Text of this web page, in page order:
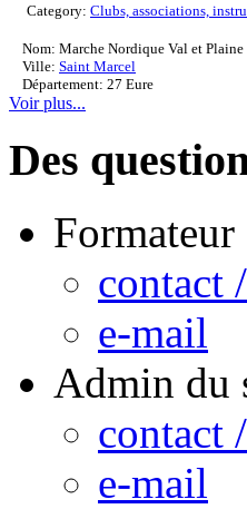
Category: Clubs, associations,
Nom: Marche Nordique Val et Plaine
Ville: Saint Marcel
Département: 27 Eure
Voir plus...
Des
Formateur
contact
e-mail
Admin du
contact
e-mail